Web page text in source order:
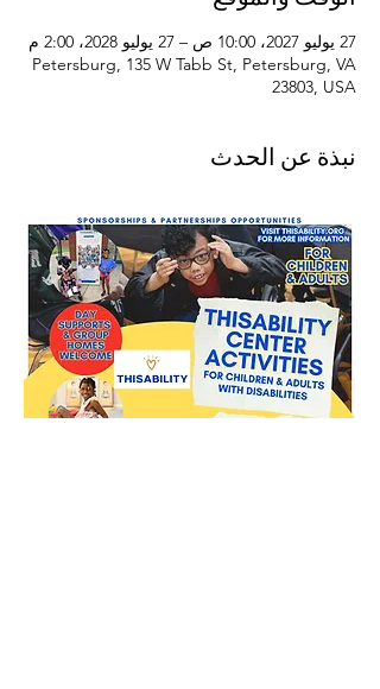
27 يوليو 2027، 10:00 ص – 27 يوليو 2028، 2:00 م
Petersburg, 135 W Tabb St, Petersburg, VA
23803, USA
نبذة عن الحدث